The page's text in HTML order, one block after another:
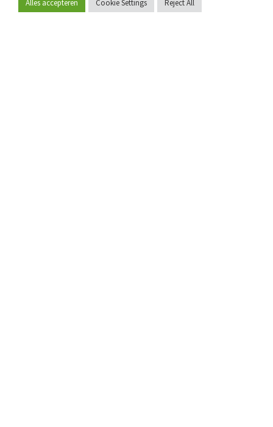
Word lid
Alles accepteren Cookie Settings Reject All